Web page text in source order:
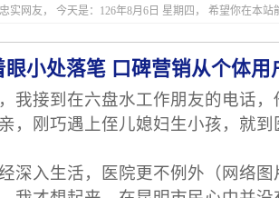
实网友， 今天是：126年8月6日 星期四， 希望你在本
眼小处落笔 口碑营销从个体用
，我接到在六盘水工作朋友的电话
，刚巧遇上侄儿媳妇生小孩，就
深入生活，医院更不例外（网络图